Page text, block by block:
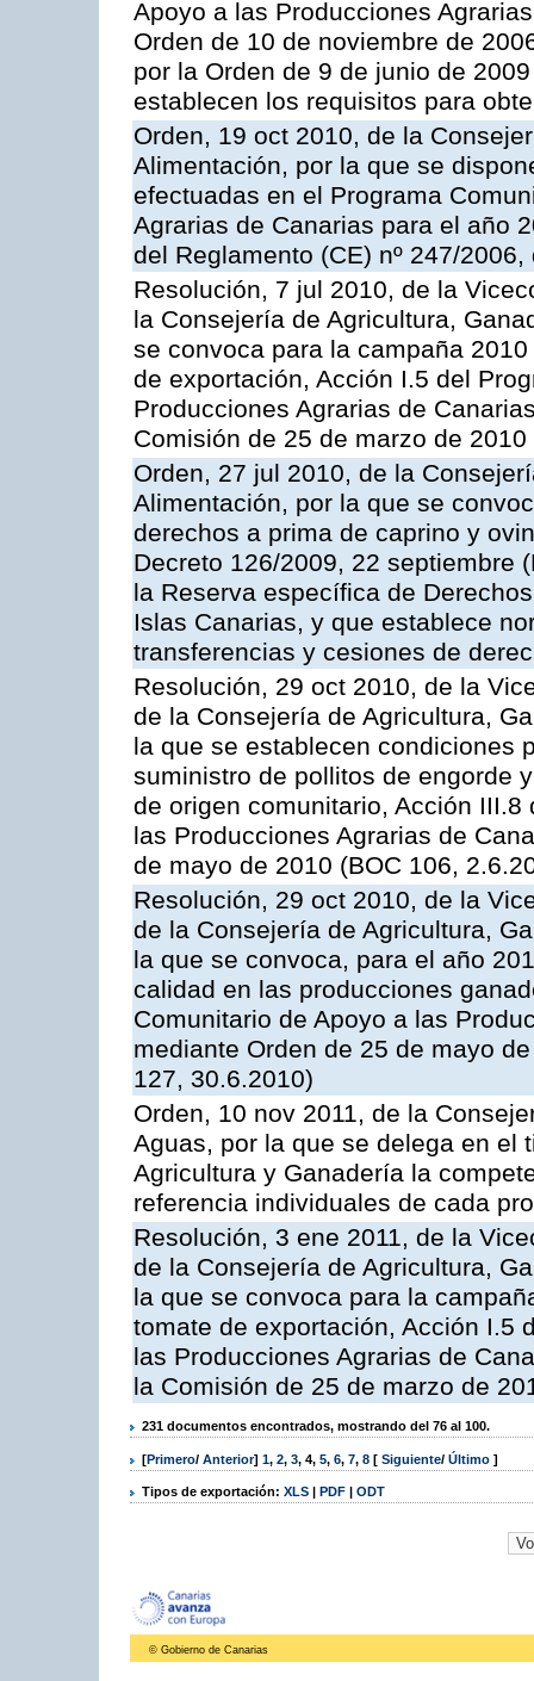
Apoyo a las Producciones
Orden de 10 de noviembre de
por la Orden de 9 de junio de
establecen los requisitos para
Orden, 19 oct 2010, de la
Alimentación, por la que se
efectuadas en el Programa
Agrarias de Canarias para el año
del Reglamento (CE) nº 247/
Resolución, 7 jul 2010, de la
la Consejería de Agricultura,
se convoca para la campaña
de exportación, Acción I.5 del
Producciones Agrarias de
Comisión de 25 de marzo de 2010
Orden, 27 jul 2010, de la
Alimentación, por la que se
derechos a prima de caprino y
Decreto 126/2009, 22 septiembre
la Reserva específica de
Islas Canarias, y que establece
transferencias y cesiones de
Resolución, 29 oct 2010, de la
de la Consejería de Agricultura,
la que se establecen condiciones
suministro de pollitos de engorde
de origen comunitario, Acción
las Producciones Agrarias de
de mayo de 2010 (BOC 106,
Resolución, 29 oct 2010, de la
de la Consejería de Agricultura,
la que se convoca, para el año
calidad en las producciones
Comunitario de Apoyo a las
mediante Orden de 25 de mayo
127, 30.6.2010)
Orden, 10 nov 2011, de la
Aguas, por la que se delega en el
Agricultura y Ganadería la
referencia individuales de cada
Resolución, 3 ene 2011, de la
de la Consejería de Agricultura,
la que se convoca para la
tomate de exportación, Acción I.5
las Producciones Agrarias de
la Comisión de 25 de marzo de
231 documentos encontrados, mostrando del 76 al 100.
[Primero/ Anterior] 1, 2, 3, 4, 5, 6, 7, 8 [ Siguiente/ Último ]
Tipos de exportación: XLS | PDF | ODT
© Gobierno de Canarias